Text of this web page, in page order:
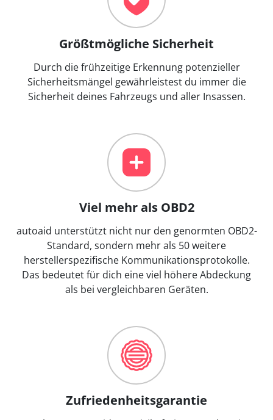
Größtmögliche Sicherheit
Durch die frühzeitige Erkennung potenzieller
Sicherheitsmängel gewährleistest du immer die
Sicherheit deines Fahrzeugs und aller Insassen.
Viel mehr als OBD2
autoaid unterstützt nicht nur den genormten OBD2-
Standard, sondern mehr als 50 weitere
herstellerspezifische Kommunikationsprotokolle.
Das bedeutet für dich eine viel höhere Abdeckung
als bei vergleichbaren Geräten.
Zufriedenheitsgarantie